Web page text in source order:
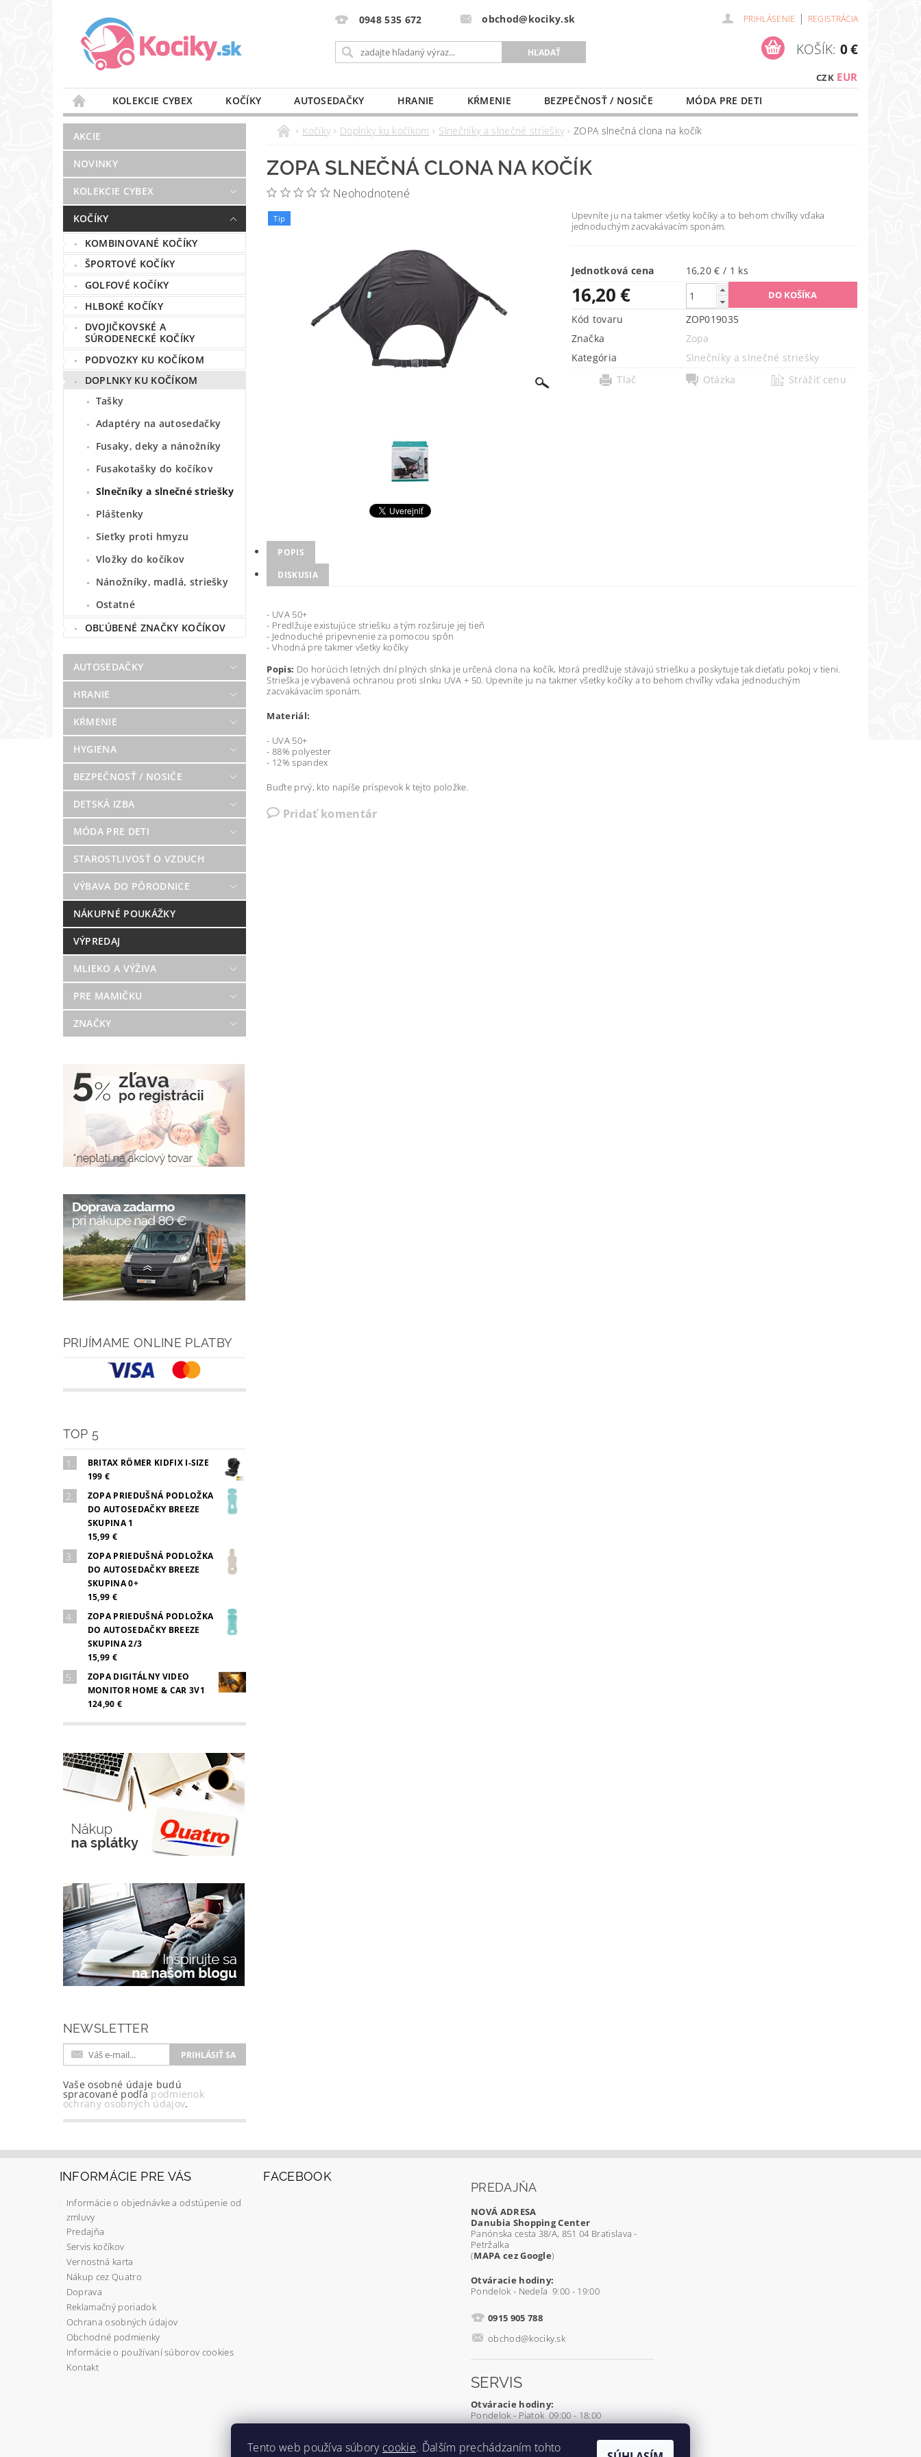
0948 535 672 obchod@kociky.sk PRIHLÁSENIE | REGISTRÁCIA
CZK EUR
KOŠÍK: 0 €
KOLEKCIE CYBEX KOČÍKY AUTOSEDAČKY HRANIE KŔMENIE BEZPEČNOSŤ / NOSIČE
MÓDA PRE DETI
STAROSTLIVOSŤ O VZDUCH
VÝBAVA DO PÔRODNICE MLIEKO A VÝŽIVA PRE MAMIČKU NAŠE SLUŽBY
BLOG
PREDAJŇA KONTAKT
AKCIE
NOVINKY
KOLEKCIE CYBEX
KOČÍKY
KOMBINOVANÉ KOČÍKY
ŠPORTOVÉ KOČÍKY
GOLFOVÉ KOČÍKY
HLBOKÉ KOČÍKY
DVOJIČKOVSKÉ A
SÚRODENECKÉ KOČÍKY
PODVOZKY KU KOČÍKOM
DOPLNKY KU KOČÍKOM
Tašky
Adaptéry na autosedačky
Fusaky, deky a nánožníky
Fusakotašky do kočíkov
Slnečníky a slnečné striešky
Pláštenky
Sieťky proti hmyzu
Vložky do kočíkov
Nánožníky, madlá, striešky
Ostatné
OBĽÚBENÉ ZNAČKY KOČÍKOV
AUTOSEDAČKY
HRANIE
KŔMENIE
HYGIENA
BEZPEČNOSŤ / NOSIČE
DETSKÁ IZBA
MÓDA PRE DETI
STAROSTLIVOSŤ O VZDUCH
VÝBAVA DO PÔRODNICE
NÁKUPNÉ POUKÁŽKY
VÝPREDAJ
MLIEKO A VÝŽIVA
PRE MAMIČKU
ZNAČKY
PRIJÍMAME ONLINE PLATBY
TOP 5
BRITAX RÖMER KIDFIX I-SIZE
199 €
ZOPA PRIEDUŠNÁ PODLOŽKA
DO AUTOSEDAČKY BREEZE
SKUPINA 1
15,99 €
ZOPA PRIEDUŠNÁ PODLOŽKA
DO AUTOSEDAČKY BREEZE
SKUPINA 0+
15,99 €
ZOPA PRIEDUŠNÁ PODLOŽKA
DO AUTOSEDAČKY BREEZE
SKUPINA 2/3
15,99 €
ZOPA DIGITÁLNY VIDEO
MONITOR HOME & CAR 3V1
124,90 €
NEWSLETTER
Vaše osobné údaje budú
spracované podľa podmienok
ochrany osobných údajov.
Kočíky Doplnky ku kočíkom Slnečníky a slnečné striešky ZOPA slnečná clona na kočík
ZOPA SLNEČNÁ CLONA NA KOČÍK
Neohodnotené
Tip
Upevníte ju na takmer všetky kočíky a to behom chvíľky vďaka
jednoduchým zacvakávacím sponám.
Jednotková cena 16,20 € / 1 ks
16,20 €
Kód tovaru
ZOP019035
Značka
Zopa
Kategória
Slnečníky a slnečné striešky
Tlač
Otázka Strážiť cenu
POPIS
DISKUSIA
- UVA 50+
- Predlžuje existujúce striešku a tým rozširuje jej tieň
- Jednoduché pripevnenie za pomocou spôn
- Vhodná pre takmer všetky kočíky
Popis: Do horúcich letných dní plných slnka je určená clona na kočík, ktorá predlžuje stávajú striešku a poskytuje tak dieťaťu pokoj v tieni.
Strieška je vybavená ochranou proti slnku UVA + 50. Upevníte ju na takmer všetky kočíky a to behom chvíľky vďaka jednoduchým
zacvakávacím sponám.
Materiál:
- UVA 50+
- 88% polyester
- 12% spandex
Buďte prvý, kto napíše príspevok k tejto položke.
Pridať komentár
INFORMÁCIE PRE VÁS
Informácie o objednávke a odstúpenie od
zmluvy
Predajňa
Servis kočíkov
Vernostná karta
Nákup cez Quatro
Doprava
Reklamačný poriadok
Ochrana osobných údajov
Obchodné podmienky
Informácie o používaní súborov cookies
Kontakt
FACEBOOK
PREDAJŇA
NOVÁ ADRESA
Danubia Shopping Center
Panónska cesta 38/A, 851 04 Bratislava -
Petržalka
(MAPA cez Google)
Otváracie hodiny:
Pondelok - Nedeľa 9:00 - 19:00
0915 905 788
obchod@kociky.sk
SERVIS
Otváracie hodiny:
Pondelok - Piatok 09:00 - 18:00
0905 539 927
Tento web používa súbory cookie. Ďalším prechádzaním tohto